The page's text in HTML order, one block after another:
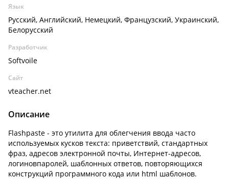
Язык
Русский, Английский, Немецкий, Французский, Украинский,
Белорусский
Разработчик
Softvoile
Сайт
vteacher.net
Описание
Flashpaste - это утилита для облегчения ввода часто
используемых кусков текста: приветствий, стандартных
фраз, адресов электронной почты, Интернет-адресов,
логиновпаролей, шаблонных ответов, повторяющихся
конструкций программного кода или html шаблонов.